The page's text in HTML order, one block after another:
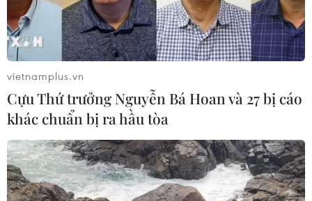
vietnamplus.vn
Cựu Thứ trưởng Nguyễn Bá Hoan và 27 bị cáo
khác chuẩn bị ra hầu tòa